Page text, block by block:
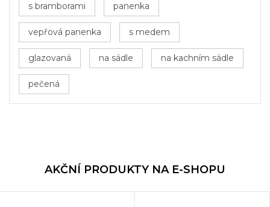
s bramborami panenka
vepřová panenka s medem
glazovaná na sádle na kachním sádle
pečená
AKČNÍ PRODUKTY NA E-SHOPU